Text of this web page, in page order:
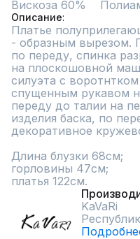
Описание
Платье
- образным вырезом.
по переду, спинка
на плоскошовной
силуэта с
спущенным рукавом
переду до талии на
изделия баска, по
декоративное
Длина блузки 68см;
горловины 47см;
платья 122см.
KaVaRi